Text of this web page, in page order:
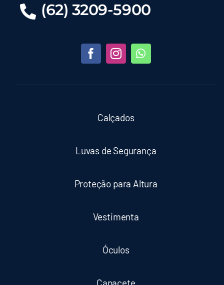
(62) 3209-5900
Calçados
Luvas de Segurança
Proteção para Altura
Vestimenta
Óculos